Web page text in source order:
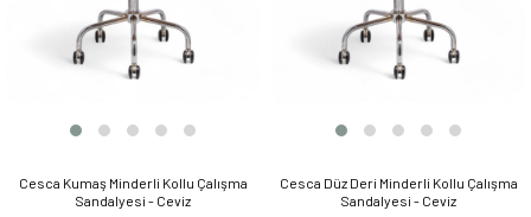
Cesca Kumaş Minderli Kollu Çalışma
Sandalyesi - Ceviz
Cesca Düz Deri Minderli Kollu Çalışma
Sandalyesi - Ceviz